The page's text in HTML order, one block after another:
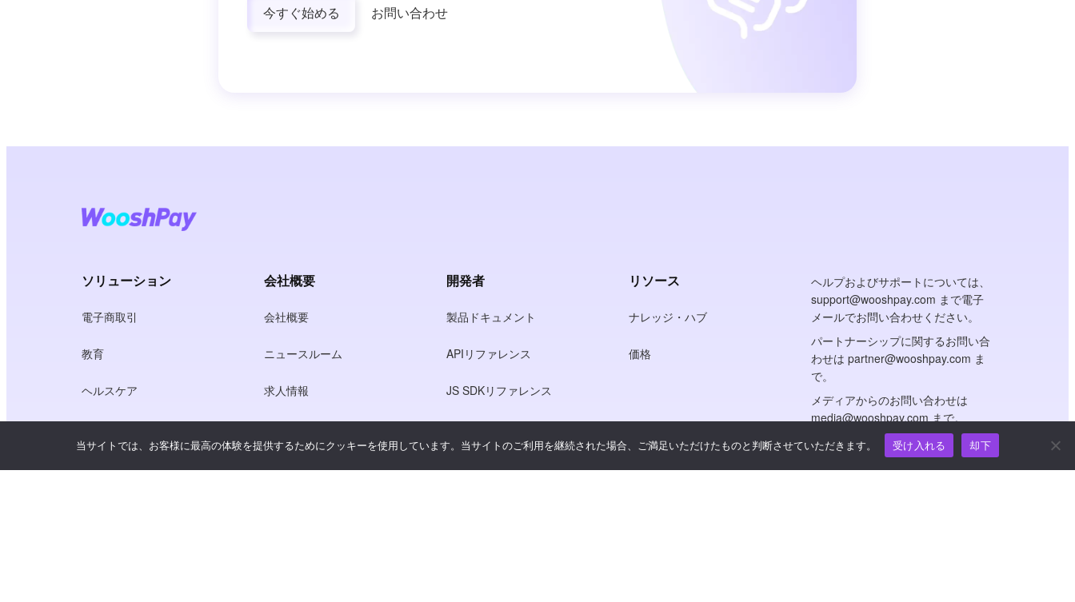
今すぐ始める お問い合わせ
ソリューション
電子商取引
教育
ヘルスケア
クリエーター・エコノミー
会社概要
会社概要
ニュースルーム
求人情報
利用規約
開発者
製品ドキュメント
APIリファレンス
JS SDKリファレンス
リソース
ナレッジ・ハブ
価格
ヘルプおよびサポートについては、
support@wooshpay.com まで電子
メールでお問い合わせください。
パートナーシップに関するお問い合
わせは partner@wooshpay.com ま
で。
メディアからのお問い合わせは
media@wooshpay.com まで。
当サイトでは、お客様に最高の体験を提供するためにクッキーを使用しています。当サイトのご利用を継続された場合、ご満足いただけたものと判断させていただきます。 受け入れる 却下